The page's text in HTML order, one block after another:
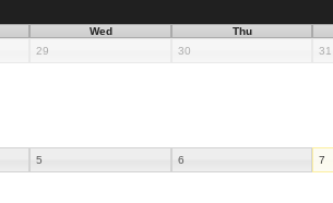
Wed Thu
29 30 31
5 6 7